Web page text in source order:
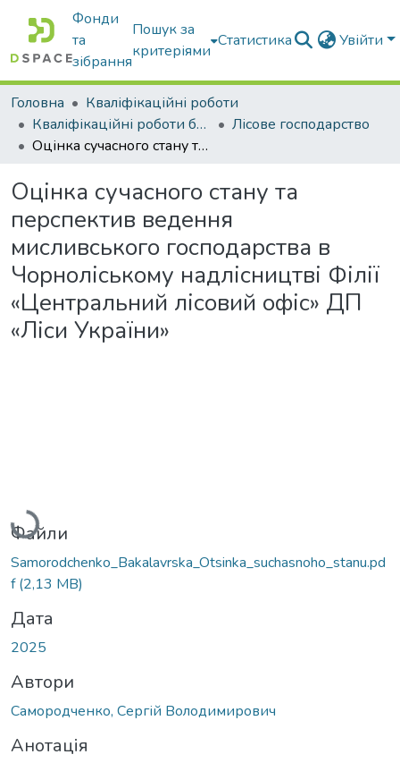
Фонди
та
зібрання
Пошук за
критеріями
Статистика Увійти
Головна
Кваліфікаційні роботи
Кваліфікаційні роботи бакалаврів
Лісове господарство
Оцінка сучасного стану та перспектив ведення мисливського господарства в Чорноліському надлісництві Філії «Центральний лісовий офіс» ДП «Ліси України»
Оцінка сучасного стану та
перспектив ведення
мисливського господарства в
Чорноліському надлісництві Філії
«Центральний лісовий офіс» ДП
«Ліси України»
Вантажиться...
Файли
Samorodchenko_Bakalavrska_Otsinka_suchasnoho_stanu.pd
f(2,13 MB)
Дата
2025
Автори
Самородченко, Сергій Володимирович
Анотація